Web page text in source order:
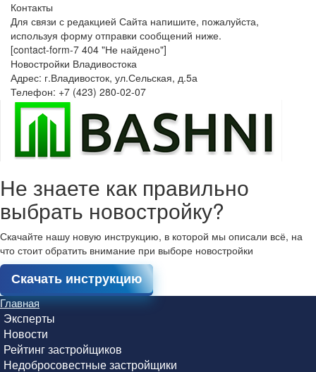
Контакты
Для связи с редакцией Сайта напишите, пожалуйста,
используя форму отправки сообщений ниже.
[contact-form-7 404 "Не найдено"]
Новостройки Владивостока
Адрес: г.Владивосток, ул.Сельская, д.5а
Телефон: +7 (423) 280-02-07
Не знаете как правильно
выбрать новостройку?
Скачайте нашу новую инструкцию, в которой мы описали всё, на
что стоит обратить внимание при выборе новостройки
Скачать инструкцию
Главная
Эксперты
Новости
Рейтинг застройщиков
Недобросовестные застройщики